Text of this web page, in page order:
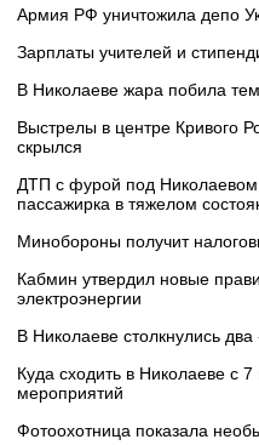
Армия РФ уничтожила депо
Зарплаты учителей и
В Николаеве жара побила
Выстрелы в центре Кривого
скрылся
ДТП с фурой под Николаевом:
пассажирка в тяжелом
Минобороны получит
Кабмин утвердил новые
электроэнергии
В Николаеве столкнулись
Куда сходить в Николаеве с 7
мероприятий
Фотоохотница показала